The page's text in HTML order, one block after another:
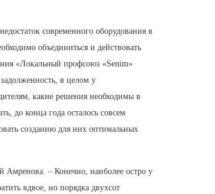
современного оборудования в
объединиться и действовать
«Локальный профсоюз «Senim»
в целом у
какие решения необходимы в
до конца года осталось совсем
созданию для них оптимальных
Амренова. – Конечно, наиболее остро у
вдвое, но порядка двухсот